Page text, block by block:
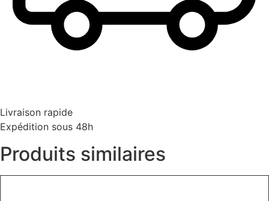
Livraison rapide
Expédition sous 48h
Produits similaires